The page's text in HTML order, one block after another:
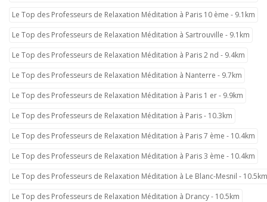
Le Top des Professeurs de Relaxation Méditation à Paris 10 ème - 9.1km
Le Top des Professeurs de Relaxation Méditation à Sartrouville - 9.1km
Le Top des Professeurs de Relaxation Méditation à Paris 2 nd - 9.4km
Le Top des Professeurs de Relaxation Méditation à Nanterre - 9.7km
Le Top des Professeurs de Relaxation Méditation à Paris 1 er - 9.9km
Le Top des Professeurs de Relaxation Méditation à Paris - 10.3km
Le Top des Professeurs de Relaxation Méditation à Paris 7 ème - 10.4km
Le Top des Professeurs de Relaxation Méditation à Paris 3 ème - 10.4km
Le Top des Professeurs de Relaxation Méditation à Le Blanc-Mesnil - 10.5km
Le Top des Professeurs de Relaxation Méditation à Drancy - 10.5km